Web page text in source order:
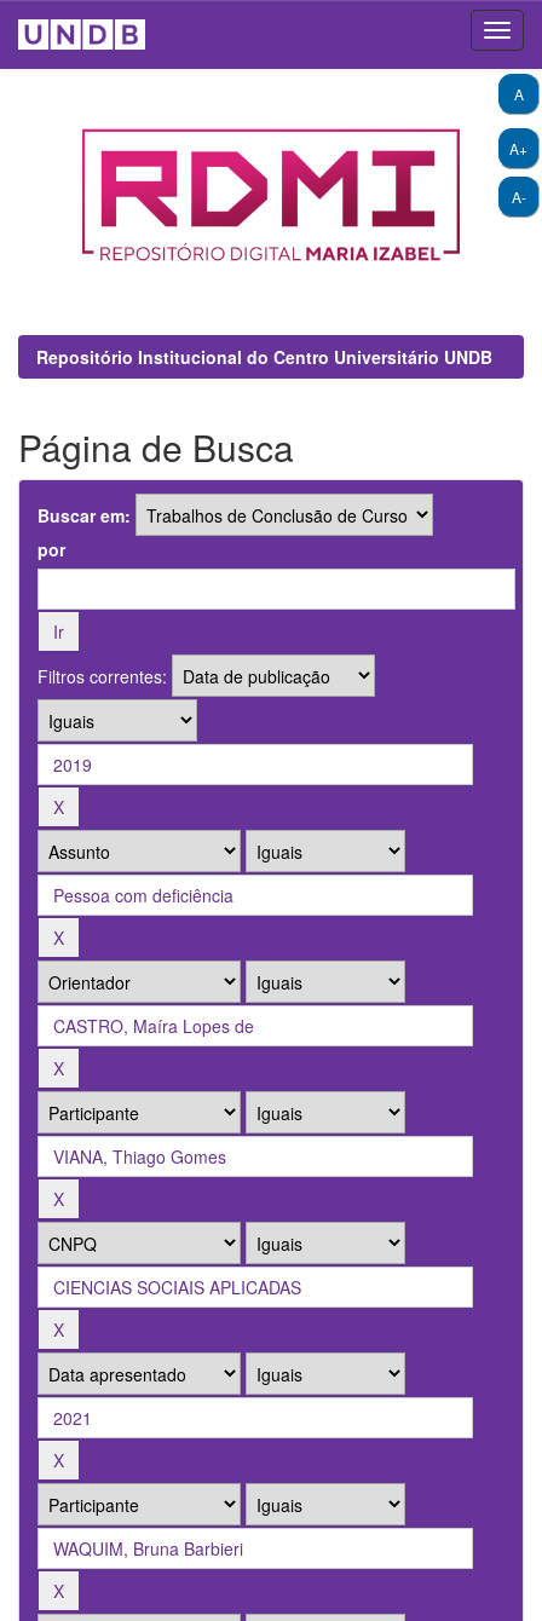
A+
A-
A
Repositório Institucional do Centro Universitário UNDB
Página de Busca
Buscar em:
por
Filtros correntes: